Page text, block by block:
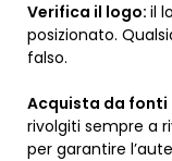
Verifica il logo: il
posizionato.
falso.
Acquista da
rivolgiti sempre a
per garantire